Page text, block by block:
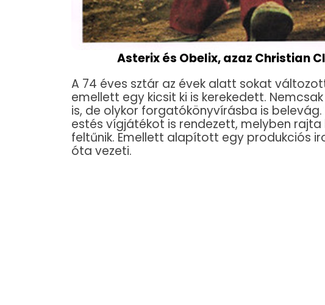
Asterix és Obelix, azaz Christian
A 74 éves sztár az évek alatt sokat
emellett egy kicsit ki is kerekedett.
is, de olykor forgatókönyvírásba is
estés vígjátékot is rendezett, melyben
feltűnik. Emellett alapított egy produkciós
óta vezeti.